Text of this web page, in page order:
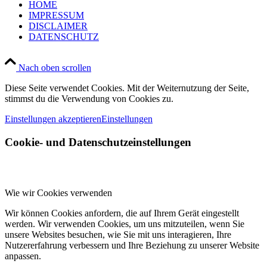
HOME
IMPRESSUM
DISCLAIMER
DATENSCHUTZ
Nach oben scrollen
Diese Seite verwendet Cookies. Mit der Weiternutzung der Seite,
stimmst du die Verwendung von Cookies zu.
Einstellungen akzeptierenEinstellungen
Cookie- und Datenschutzeinstellungen
Wie wir Cookies verwenden
Wir können Cookies anfordern, die auf Ihrem Gerät eingestellt
werden. Wir verwenden Cookies, um uns mitzuteilen, wenn Sie
unsere Websites besuchen, wie Sie mit uns interagieren, Ihre
Nutzererfahrung verbessern und Ihre Beziehung zu unserer Website
anpassen.